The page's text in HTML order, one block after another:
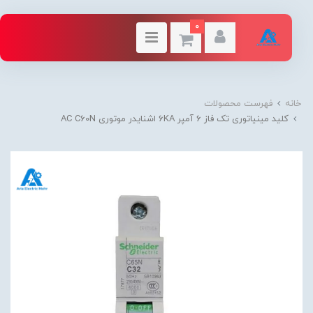
0
خانه
فهرست محصولات
کلید مينياتوری تک فاز 6 آمپر 6KA اشنایدر موتوری AC C60N